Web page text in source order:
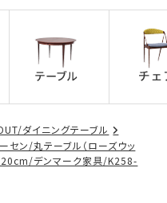
ダイニングテーブル
ン/丸テーブル（ローズウッ
デンマーク家具/K258-